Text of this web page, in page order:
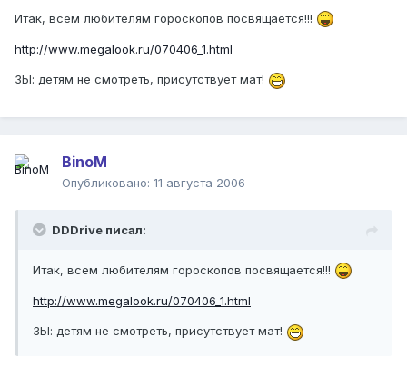
Итак, всем любителям гороскопов посвящается!!!
http://www.megalook.ru/070406_1.html
ЗЫ: детям не смотреть, присутствует мат!
BinoM
Опубликовано: 11 августа 2006
DDDrive писал:
Итак, всем любителям гороскопов посвящается!!!
http://www.megalook.ru/070406_1.html
ЗЫ: детям не смотреть, присутствует мат!